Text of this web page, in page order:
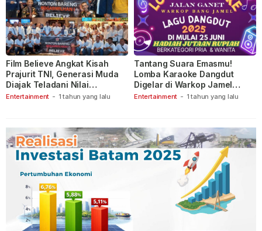
Entertainment - 1 tahun yang lalu
Film Believe Angkat Kisah
Prajurit TNI, Generasi Muda
Diajak Teladani Nilai
Keberanian
Entertainment - 1 tahun yang lalu
Tantang Suara Emasmu!
Lomba Karaoke Dangdut
Digelar di Warkop Jamel
Ganet